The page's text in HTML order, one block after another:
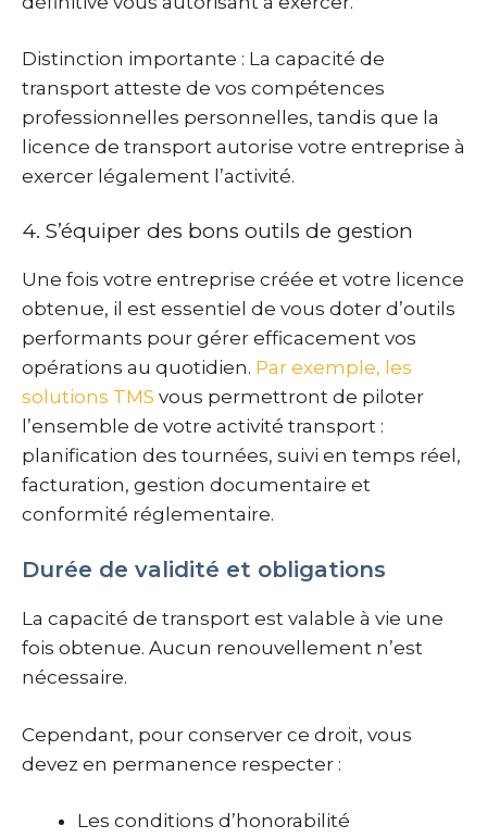
Distinction importante : La capacité de
transport atteste de vos compétences
professionnelles personnelles, tandis que la
licence de transport autorise votre entreprise à
exercer légalement l’activité.
4. S’équiper des bons outils de gestion
Une fois votre entreprise créée et votre licence
obtenue, il est essentiel de vous doter d’outils
performants pour gérer efficacement vos
opérations au quotidien. Par exemple, les
solutions TMS vous permettront de piloter
l’ensemble de votre activité transport :
planification des tournées, suivi en temps réel,
facturation, gestion documentaire et
conformité réglementaire.
Durée de validité et obligations
La capacité de transport est valable à vie une
fois obtenue. Aucun renouvellement n’est
nécessaire.
Cependant, pour conserver ce droit, vous
devez en permanence respecter :
Les conditions d’honorabilité